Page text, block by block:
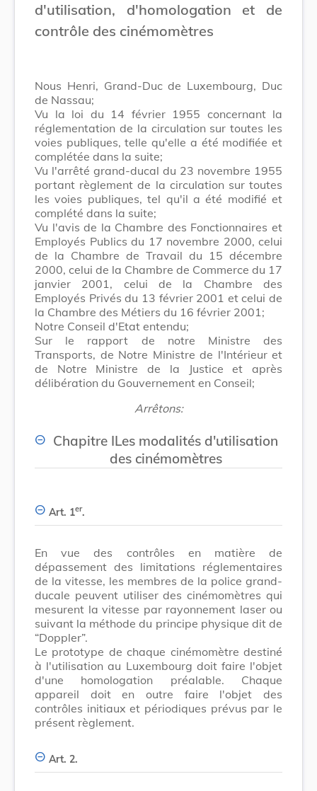
d'utilisation, d'homologation et de
contrôle des cinémomètres
Nous Henri, Grand-Duc de Luxembourg, Duc
de Nassau;
Vu la loi du 14 février 1955 concernant la
réglementation de la circulation sur toutes les
voies publiques, telle qu'elle a été modifiée et
complétée dans la suite;
Vu l'arrêté grand-ducal du 23 novembre 1955
portant règlement de la circulation sur toutes
les voies publiques, tel qu'il a été modifié et
complété dans la suite;
Vu l'avis de la Chambre des Fonctionnaires et
Employés Publics du 17 novembre 2000, celui
de la Chambre de Travail du 15 décembre
2000, celui de la Chambre de Commerce du 17
janvier 2001, celui de la Chambre des
Employés Privés du 13 février 2001 et celui de
la Chambre des Métiers du 16 février 2001;
Notre Conseil d'Etat entendu;
Sur le rapport de notre Ministre des
Transports, de Notre Ministre de l'Intérieur et
de Notre Ministre de la Justice et après
délibération du Gouvernement en Conseil;
Arrêtons:
Chapitre ILes modalités d'utilisation
des cinémomètres
Art. 1er.
En vue des contrôles en matière de
dépassement des limitations réglementaires
de la vitesse, les membres de la police grand-
ducale peuvent utiliser des cinémomètres qui
mesurent la vitesse par rayonnement laser ou
suivant la méthode du principe physique dit de
“Doppler”.
Le prototype de chaque cinémomètre destiné
à l'utilisation au Luxembourg doit faire l'objet
d'une homologation préalable. Chaque
appareil doit en outre faire l'objet des
contrôles initiaux et périodiques prévus par le
présent règlement.
Art. 2.